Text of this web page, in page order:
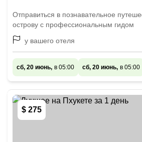
Отправиться в познавательное
острову с профессиональным гидом
у вашего отеля
сб, 20 июнь, в 05:00 сб, 20 июнь, в 05:00
$ 275